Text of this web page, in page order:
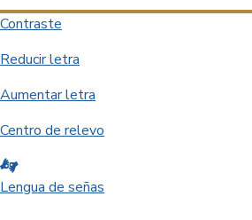
Contraste
Reducir letra
Aumentar letra
Centro de relevo
Lengua de señas